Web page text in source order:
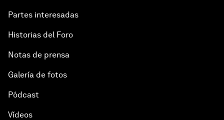
Partes interesadas
Historias del Foro
Notas de prensa
Galería de fotos
Pódcast
Vídeos